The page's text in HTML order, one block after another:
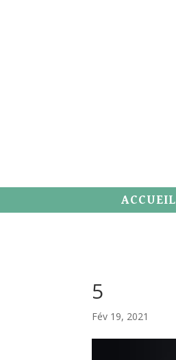
ACCUEIL
5
Fév 19, 2021